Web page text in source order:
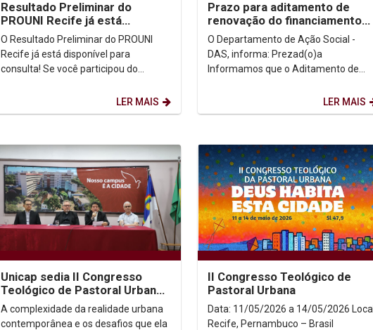
Resultado Preliminar do
PROUNI Recife já está
disponível para consulta
O Resultado Preliminar do PROUNI
Recife já está disponível para
consulta! Se você participou do
e acompanhe as próximas...LER MAIS
Prazo para aditamento de
renovação do financiamento
FIES 1º/2026 encerra-se dia
31/05
O Departamento de Ação Social -
DAS, informa: Prezad(o)a
Informamos que o Aditamento de
semestre 2026.1, encontra-se
liberado...
LER MAIS
Unicap sedia II Congresso
Teológico de Pastoral Urbana
que debate desafios da fé nas
cidades
A complexidade da realidade urbana
contemporânea e os desafios que ela
II Congresso Teológico de
Pastoral Urbana
Data: 11/05/2026 a 14/05/2026 Local:
Recife, Pernambuco – Brasil